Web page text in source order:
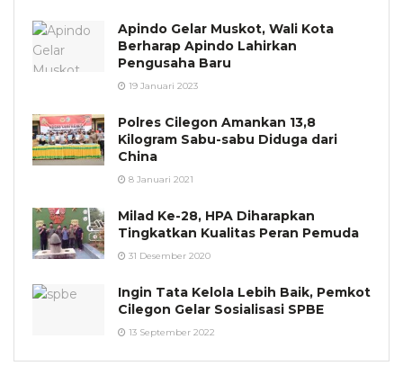
Apindo Gelar Muskot, Wali Kota
Berharap Apindo Lahirkan
Pengusaha Baru
19 Januari 2023
Polres Cilegon Amankan 13,8
Kilogram Sabu-sabu Diduga dari
China
8 Januari 2021
Milad Ke-28, HPA Diharapkan
Tingkatkan Kualitas Peran Pemuda
31 Desember 2020
Ingin Tata Kelola Lebih Baik, Pemkot
Cilegon Gelar Sosialisasi SPBE
13 September 2022